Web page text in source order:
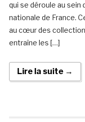
qui se déroule au sein
nationale de France.
au cœur des
entraîne les […]
Lire la suite →